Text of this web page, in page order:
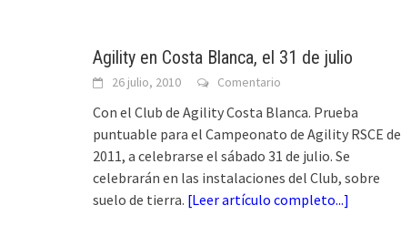
Agility en Costa Blanca, el 31 de julio
26 julio, 2010 Comentario
Con el Club de Agility Costa Blanca. Prueba
puntuable para el Campeonato de Agility RSCE de
2011, a celebrarse el sábado 31 de julio. Se
celebrarán en las instalaciones del Club, sobre
suelo de tierra. [Leer artículo completo...]